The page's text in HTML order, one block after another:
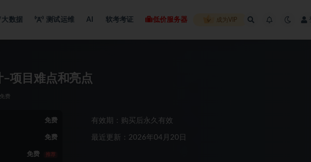
数据 测试运维 AI 软考考证 低价服务器 成为VIP
项目难点和亮点
免费
免费
免费
免费 推荐
有效期：购买后永久有效
最近更新：2026年04月20日